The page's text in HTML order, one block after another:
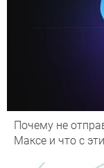
Почему не
Максе и что с